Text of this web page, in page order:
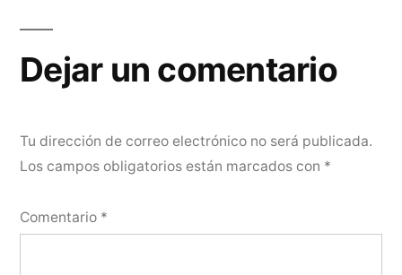
entradas
Dejar un comentario
Tu dirección de correo electrónico no será publicada.
Los campos obligatorios están marcados con *
Comentario *